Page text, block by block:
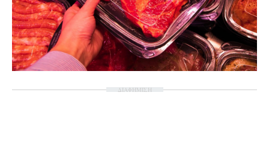
ΔΙΑΦΗΜΙΣΗ